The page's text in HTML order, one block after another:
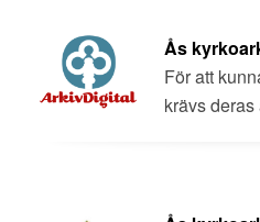
Ås
För att
krävs